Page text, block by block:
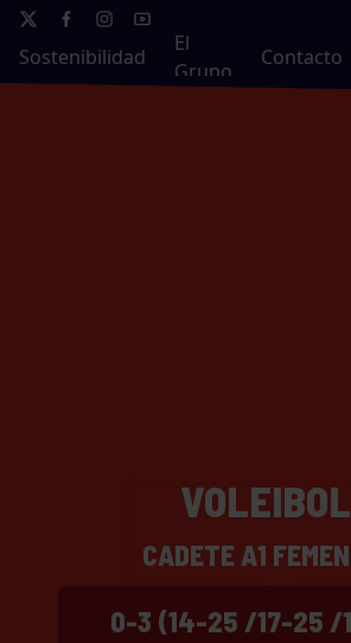
Sostenibilidad
El
Grupo
Contacto
VOLEIBOL
CADETE A1
0-3 (14-25 /17-25 /